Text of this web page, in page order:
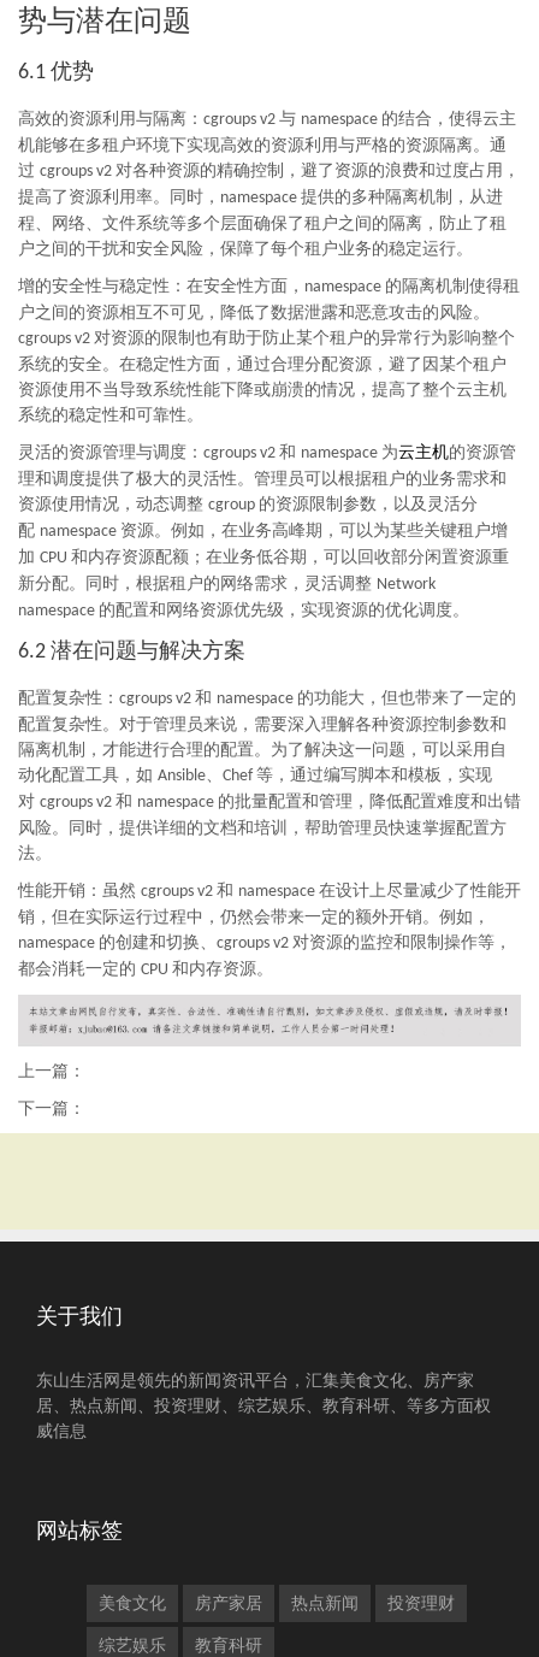
势与潜在问题
6.1 优势
高效的资源利用与隔离： cgroups v2 与 namespace 的结合，使得云主
机能够在多租户环境下实现高效的资源利用与严格的资源隔离。通
过 cgroups v2 对各种资源的精确控制，避了资源的浪费和过度占用，
提高了资源利用率。同时， namespace 提供的多种隔离机制，从进
程、网络、文件系统等多个层面确保了租户之间的隔离，防止了租
户之间的干扰和安全风险，保障了每个租户业务的稳定运行。
增的安全性与稳定性：在安全性方面， namespace 的隔离机制使得租
户之间的资源相互不可见，降低了数据泄露和恶意攻击的风险。
cgroups v2 对资源的限制也有助于防止某个租户的异常行为影响整个
系统的安全。在稳定性方面，通过合理分配资源，避了因某个租户
资源使用不当导致系统性能下降或崩溃的情况，提高了整个云主机
系统的稳定性和可靠性。
灵活的资源管理与调度： cgroups v2 和 namespace 为云主机的资源管
理和调度提供了极大的灵活性。管理员可以根据租户的业务需求和
资源使用情况，动态调整 cgroup 的资源限制参数，以及灵活分
配 namespace 资源。例如，在业务高峰期，可以为某些关键租户增
加 CPU 和内存资源配额；在业务低谷期，可以回收部分闲置资源重
新分配。同时，根据租户的网络需求，灵活调整 Network
namespace 的配置和网络资源优先级，实现资源的优化调度。
6.2 潜在问题与解决方案
配置复杂性： cgroups v2 和 namespace 的功能大，但也带来了一定的
配置复杂性。对于管理员来说，需要深入理解各种资源控制参数和
隔离机制，才能进行合理的配置。为了解决这一问题，可以采用自
动化配置工具，如 Ansible、 Chef 等，通过编写脚本和模板，实现
对 cgroups v2 和 namespace 的批量配置和管理，降低配置难度和出错
风险。同时，提供详细的文档和培训，帮助管理员快速掌握配置方
法。
性能开销：虽然 cgroups v2 和 namespace 在设计上尽量减少了性能开
销，但在实际运行过程中，仍然会带来一定的额外开销。例如，
namespace 的创建和切换、 cgroups v2 对资源的监控和限制操作等，
都会消耗一定的 CPU 和内存资源。
上一篇：
下一篇：
关于我们
东山生活网是领先的新闻资讯平台，汇集美食文化、房产家
居、热点新闻、投资理财、综艺娱乐、教育科研、等多方面权
威信息
网站标签
美食文化 房产家居 热点新闻 投资理财
综艺娱乐 教育科研